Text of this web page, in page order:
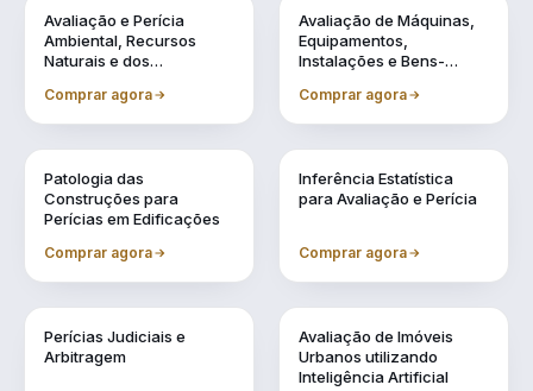
Avaliação e Perícia
Ambiental, Recursos
Naturais e dos
Comprar agora
Avaliação de Máquinas,
Equipamentos,
Instalações e Bens-
Comprar agora
Patologia das
Construções para
Perícias em Edificações
Comprar agora
Inferência Estatística
para Avaliação e Perícia
Comprar agora
Vol. 4
Perícias Judiciais e
Arbitragem
Avaliação de Imóveis
Urbanos utilizando
Inteligência Artificial